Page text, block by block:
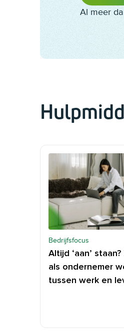
Al meer
Bedrijfsfocus
Altijd ‘aan’
als ondernemer
tussen werk en